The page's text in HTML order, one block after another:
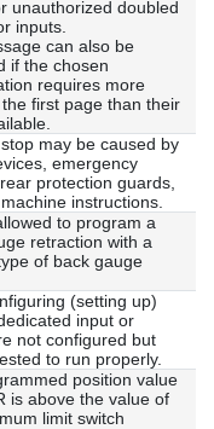
unauthorized doubled
inputs.
can also be
if the chosen
requires more
first page than their
may be caused by
emergency
protection guards,
instructions.
to program a
retraction with a
of back gauge
(setting up)
input or
not configured but
to run properly.
position value
is above the value of
limit switch